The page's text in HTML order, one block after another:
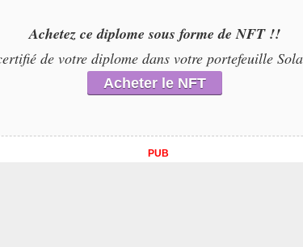
Achetez ce diplome sous forme de NFT !!
de votre diplome dans votre portefeuille
Acheter le NFT
PUB